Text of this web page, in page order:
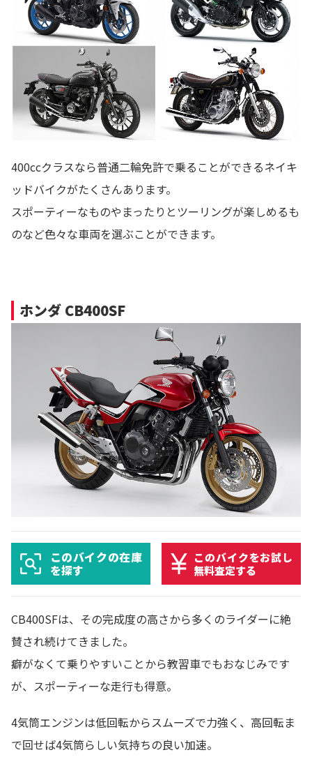
400ccクラスなら普通二輪免許で乗ることができるネイキ
ッドバイクがたくさんあります。
スポーティーなものやまったりとツーリングが楽しめるも
のなど色々な車両を選ぶことができます。
ホンダ CB400SF
このバイクの在庫
を探す
このバイクをお試し
無料査定する
CB400SFは、その完成度の高さから多くのライダーに絶
賛され続けてきました。
癖がなくて乗りやすいことから教習車でもおなじみです
が、スポーティーな走行も得意。
4気筒エンジンは低回転からスムーズで力強く、高回転ま
で回せば4気筒らしい気持ちの良い加速。